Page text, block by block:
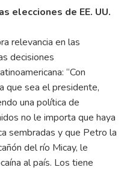
elecciones de EE. UU.
relevancia en las
decisiones
“Con
que sea el presidente,
una política de
no le importa que haya
sembradas y que Petro la
del río Micay, le
al país. Los tiene